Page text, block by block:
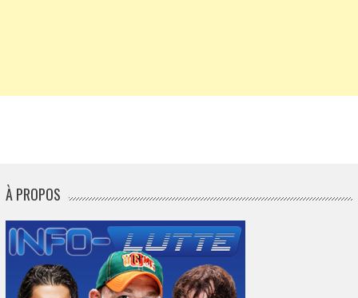
À PROPOS